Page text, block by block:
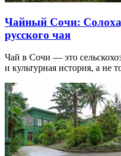
Чайный Сочи:
русского чая
Чай в Сочи — это
и культурная история, а не